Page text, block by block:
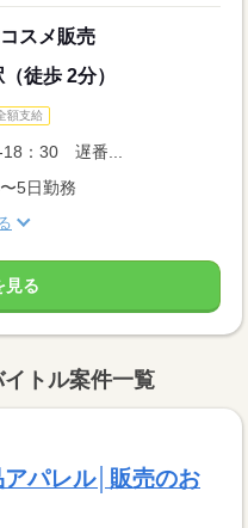
スメ販売
徒歩 2分）
額支給
：30 遅番...
5日勤務
見る
トル案件一覧
パレル│販売のお